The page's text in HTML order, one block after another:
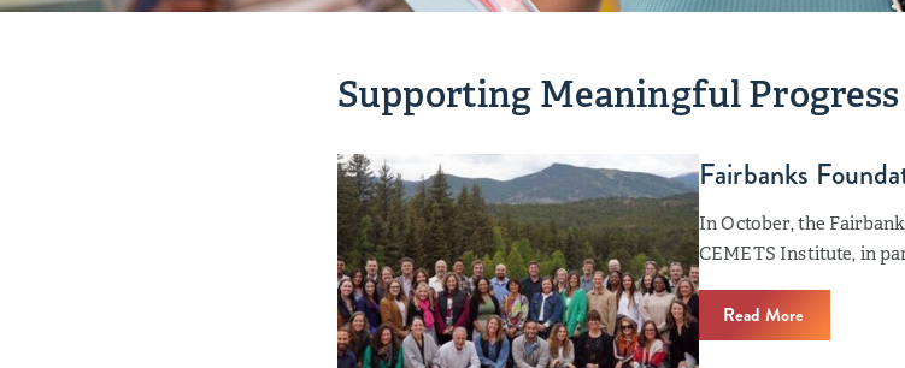
Supporting Meaningful Progress
Fairbanks
In October, the
CEMETS Institute, in
Read More